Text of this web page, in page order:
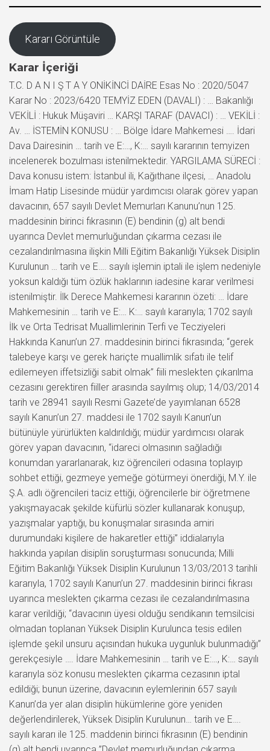
Kararı Görüntüle
Karar İçeriği
T.C. D A N I Ş T A Y ONİKİNCİ DAİRE Esas No : 2020/5047
Karar No : 2023/6420 TEMYİZ EDEN (DAVALI) : … Bakanlığı
VEKİLİ : Hukuk Müşaviri … KARŞI TARAF (DAVACI) : … VEKİLİ :
Av. … İSTEMİN KONUSU : … Bölge İdare Mahkemesi …. İdari
Dava Dairesinin … tarih ve E:…, K:… sayılı kararının temyizen
incelenerek bozulması istenilmektedir. YARGILAMA SÜRECİ :
Dava konusu istem: İstanbul ili, Kağıthane ilçesi, … Anadolu
İmam Hatip Lisesinde müdür yardımcısı olarak görev yapan
davacının, 657 sayılı Devlet Memurları Kanunu’nun 125.
maddesinin birinci fıkrasının (E) bendinin (g) alt bendi
uyarınca Devlet memurluğundan çıkarma cezası ile
cezalandırılmasına ilişkin Milli Eğitim Bakanlığı Yüksek Disiplin
Kurulunun … tarih ve E…. sayılı işlemin iptali ile işlem nedeniyle
yoksun kaldığı tüm özlük haklarının iadesine karar verilmesi
istenilmiştir. İlk Derece Mahkemesi kararının özeti: … İdare
Mahkemesinin … tarih ve E:… K:… sayılı kararıyla; 1702 sayılı
İlk ve Orta Tedrisat Muallimlerinin Terfi ve Tecziyeleri
Hakkında Kanun’un 27. maddesinin birinci fıkrasında; “gerek
talebeye karşı ve gerek hariçte muallimlik sıfatı ile telif
edilemeyen iffetsizliği sabit olmak” fiili meslekten çıkarılma
cezasını gerektiren fiiller arasında sayılmış olup; 14/03/2014
tarih ve 28941 sayılı Resmi Gazete’de yayımlanan 6528
sayılı Kanun’un 27. maddesi ile 1702 sayılı Kanun’un
bütünüyle yürürlükten kaldırıldığı; müdür yardımcısı olarak
görev yapan davacının, “idareci olmasının sağladığı
konumdan yararlanarak, kız öğrencileri odasına toplayıp
sohbet ettiği, gezmeye yemeğe götürmeyi önerdiği, M.Y. ile
Ş.A. adlı öğrencileri taciz ettiği, öğrencilerle bir öğretmene
yakışmayacak şekilde küfürlü sözler kullanarak konuşup,
yazışmalar yaptığı, bu konuşmalar sırasında amiri
durumundaki kişilere de hakaretler ettiği” iddialarıyla
hakkında yapılan disiplin soruşturması sonucunda; Milli
Eğitim Bakanlığı Yüksek Disiplin Kurulunun 13/03/2013 tarihli
kararıyla, 1702 sayılı Kanun’un 27. maddesinin birinci fıkrası
uyarınca meslekten çıkarma cezası ile cezalandırılmasına
karar verildiği; “davacının üyesi olduğu sendikanın temsilcisi
olmadan toplanan Yüksek Disiplin Kurulunca tesis edilen
işlemde şekil unsuru açısından hukuka uygunluk bulunmadığı”
gerekçesiyle …. İdare Mahkemesinin … tarih ve E:…, K:… sayılı
kararıyla söz konusu meslekten çıkarma cezasının iptal
edildiği; bunun üzerine, davacının eylemlerinin 657 sayılı
Kanun’da yer alan disiplin hükümlerine göre yeniden
değerlendirilerek, Yüksek Disiplin Kurulunun… tarih ve E….
sayılı kararı ile 125. maddenin birinci fıkrasının (E) bendinin